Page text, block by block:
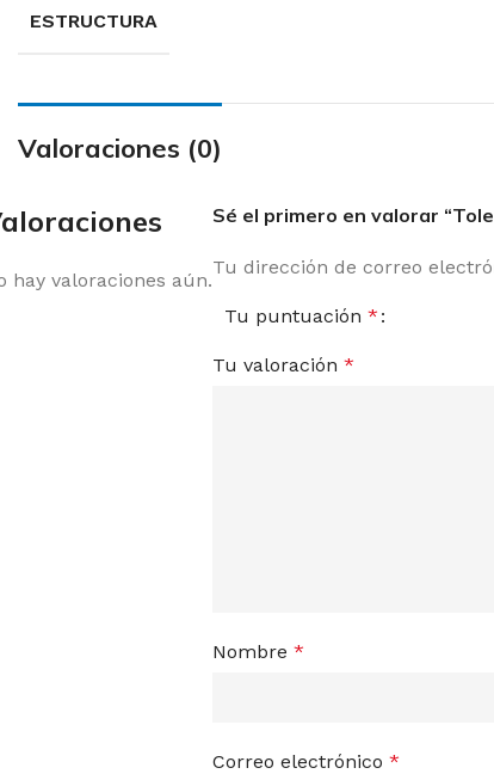
ESTRUCTURA
Valoraciones (0)
hay valoraciones aún.
Sé el primero en valorar
Tu dirección de correo
Tu puntuación *
Tu valoración *
Nombre *
Correo electrónico *